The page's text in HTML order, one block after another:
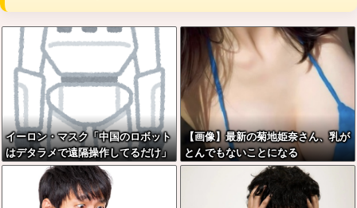
イーロン・マスク「中国のロボット
はデタラメで遠隔操作してるだけ」
【画像】最新の菊地姫奈さん、乳が
とんでもないことになる